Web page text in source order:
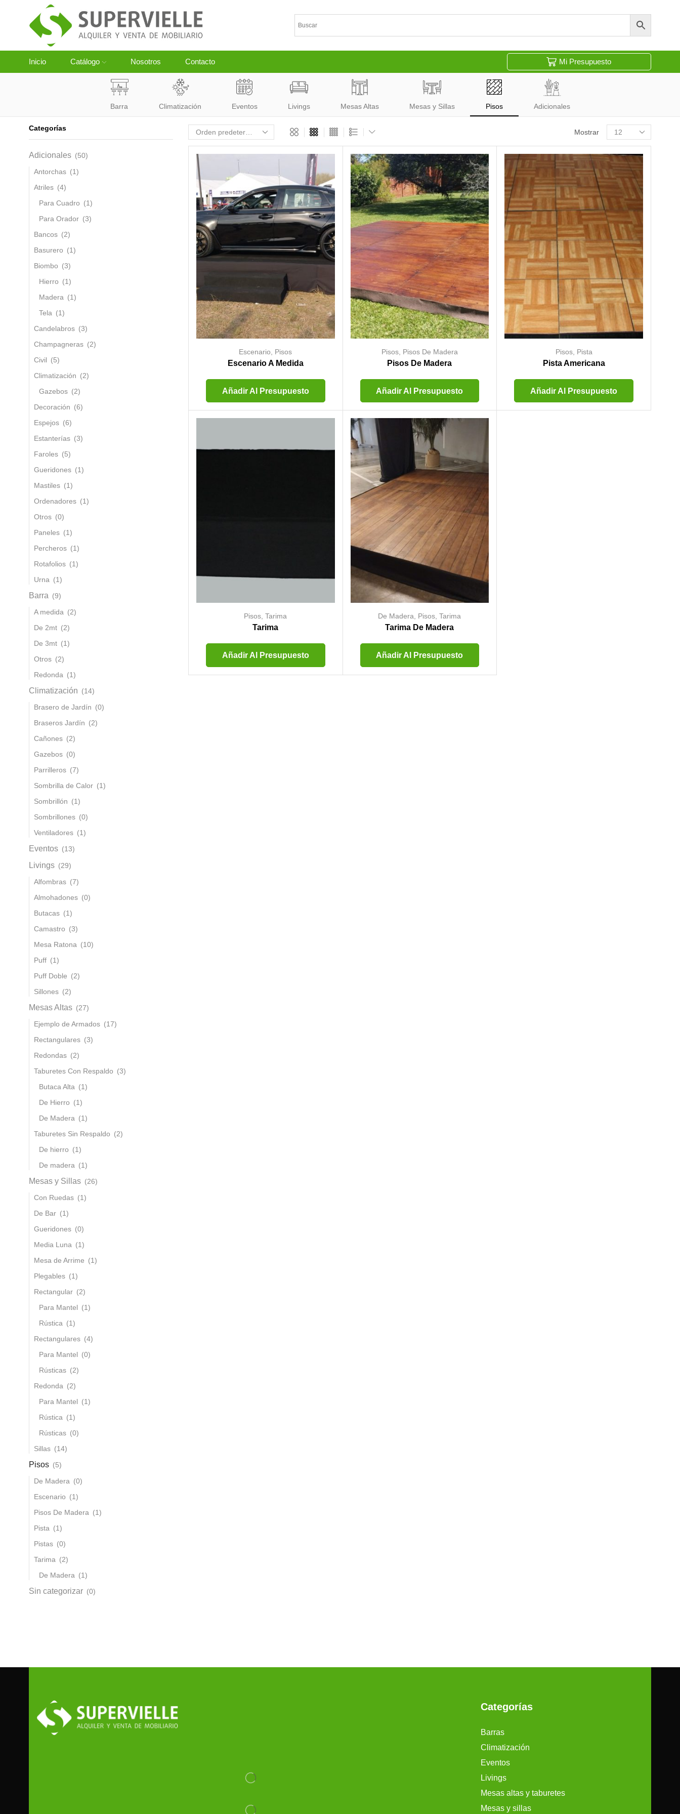
Inicio Catálogo Nosotros Contacto Mi Presupuesto
Barra Climatización Eventos Livings Mesas Altas Mesas y Sillas Pisos Adicionales
Mostrar
Escenario Pisos
Escenario A Medida
Añadir Al Presupuesto
Pisos, Pisos De Madera
Pisos De Madera
Añadir Al Presupuesto
Pisos, Pista
Pista Americana
Añadir Al Presupuesto
Pisos,Tarima
Tarima
Añadir Al Presupuesto
De Madera, Pisos,Tarima
Tarima De Madera
Añadir Al Presupuesto
Categorías
Adicionales (50)
Antorchas (1)
Atriles (4)
Para Cuadro (1)
Para Orador (3)
Bancos (2)
Basurero (1)
Biombo (3)
Hierro (1)
Madera (1)
Tela (1)
Candelabros (3)
Champagneras (2)
Civil (5)
Climatización (2)
Gazebos (2)
Decoración (6)
Espejos (6)
Estanterías (3)
Faroles (5)
Gueridones (1)
Mastiles (1)
Ordenadores (1)
Otros (0)
Paneles (1)
Percheros (1)
Rotafolios (1)
Urna (1)
Barra (9)
A medida (2)
De 2mt (2)
De 3mt (1)
Otros (2)
Redonda (1)
Climatización (14)
Brasero de Jardín (0)
Braseros Jardín (2)
Cañones (2)
Gazebos (0)
Parrilleros (7)
Sombrilla de Calor (1)
Sombrillón (1)
Sombrillones (0)
Ventiladores (1)
Eventos (13)
Livings (29)
Alfombras (7)
Almohadones (0)
Butacas (1)
Camastro (3)
Mesa Ratona (10)
Puff (1)
Puff Doble (2)
Sillones (2)
Mesas Altas (27)
Ejemplo de Armados (17)
Rectangulares (3)
Redondas (2)
Taburetes Con Respaldo (3)
Butaca Alta (1)
De Hierro (1)
De Madera (1)
Taburetes Sin Respaldo (2)
De hierro (1)
De madera (1)
Mesas y Sillas (26)
Con Ruedas (1)
De Bar (1)
Gueridones (0)
Media Luna (1)
Mesa de Arrime (1)
Plegables (1)
Rectangular (2)
Para Mantel (1)
Rústica (1)
Rectangulares (4)
Para Mantel (0)
Rústicas (2)
Redonda (2)
Para Mantel (1)
Rústica (1)
Rústicas (0)
Sillas (14)
Pisos (5)
De Madera (0)
Escenario (1)
Pisos De Madera (1)
Pista (1)
Pistas (0)
Tarima (2)
De Madera (1)
Sin categorizar (0)
Categorías
Barras
Climatización
Eventos
Livings
Mesas altas y taburetes
Mesas y sillas